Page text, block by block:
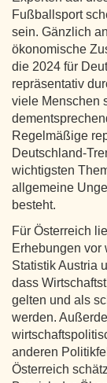
Fußballsport
sein. Gänzlich
ökonomische
die 2024 für
repräsentativ
viele Menschen
Regelmäßige
Deutschland-
wichtigsten
allgemeine
besteht.
Für Österreich
Erhebungen vor
Statistik Austria
dass
gelten und als
werden.
anderen
Österreich